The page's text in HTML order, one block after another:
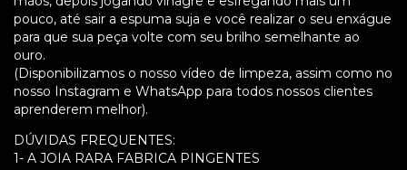
pouco, até sair a espuma suja e você realizar o seu enxágue
para que sua peça volte com seu brilho semelhante ao
ouro.
(Disponibilizamos o nosso vídeo de limpeza, assim como no
nosso Instagram e WhatsApp para todos nossos clientes
aprenderem melhor).
DÚVIDAS FREQUENTES:
1- A JOIA RARA FABRICA PINGENTES